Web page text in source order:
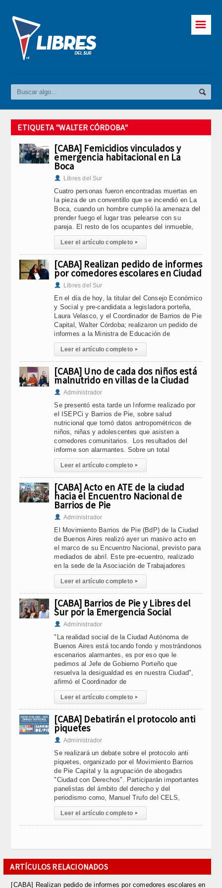
☰
ETIQUETA "WALTER CÓRDOBA"
[CABA] Femicidios vinculados y
emergencia habitacional en La
Boca
Libres del Sur
Cuatro personas fueron encontradas muertas en
la pieza de un conventillo que se incendió en La
Boca, cuando un hombre cumplió la amenaza del
prender fuego el lugar tras pelearse con su
pareja. El resto de los ocupantes del inmueble,
Leer el artículo completo ▸
[CABA] Realizan pedido de informes
por comedores escolares en Ciudad
Libres del Sur
En el día de hoy, la titular del Consejo Económico
y Social y pre-candidata a legisladora porteña,
Laura Velasco, y el Coordinador de Barrios de Pie
Capital, Walter Córdoba; realizaron un pedido de
informes a la Ministra de Educación de
Leer el artículo completo ▸
[CABA] Uno de cada dos niños está
malnutrido en villas de la Ciudad
Administrador
Se presentó esta tarde un Informe realizado por
el ISEPCi y Barrios de Pie, sobre salud
nutricional que tomó datos antropométricos de
niños, niñas y adolescentes que asisten a
comedores comunitarios. Los resultados del
informe son alarmantes. Sobre un total
Leer el artículo completo ▸
[CABA] Acto en ATE de la ciudad
hacia el Encuentro Nacional de
Barrios de Pie
Administrador
El Movimiento Barrios de Pie (BdP) de la Ciudad
de Buenos Aires realizó ayer un masivo acto en
el marco de su Encuentro Nacional, previsto para
mediados de abril. Este pre-ecuentro, realizado
en la sede de la Asociación de Trabajadores
Leer el artículo completo ▸
[CABA] Barrios de Pie y Libres del
Sur por la Emergencia Social
Administrador
"La realidad social de la Ciudad Autónoma de
Buenos Aires está tocando fondo y mostrándonos
escenarios alarmantes, es por eso que le
pedimos al Jefe de Gobierno Porteño que
resuelva la desigualdad es en nuestra Ciudad",
afirmó el Coordinador de
Leer el artículo completo ▸
[CABA] Debatirán el protocolo anti
piquetes
Administrador
Se realizará un debate sobre el protocolo anti
piquetes, organizado por el Movimiento Barrios
de Pie Capital y la agrupación de abogadxs
"Ciudad con Derechos". Participarán importantes
panelistas del ámbito del derecho y del
periodismo como, Manuel Trufo del CELS,
Leer el artículo completo ▸
ARTÍCULOS RELACIONADOS
[CABA] Realizan pedido de informes por comedores escolares en